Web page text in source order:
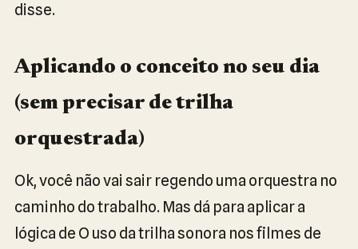
disse.
Aplicando o conceito no seu dia
(sem precisar de trilha
orquestrada)
Ok, você não vai sair regendo uma orquestra no
caminho do trabalho. Mas dá para aplicar a
lógica de O uso da trilha sonora nos filmes de